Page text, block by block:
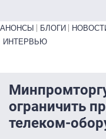
Primary links bottom
АНОНСЫ БЛОГИ
ИНТЕРВЬЮ
ограничить
телеком-